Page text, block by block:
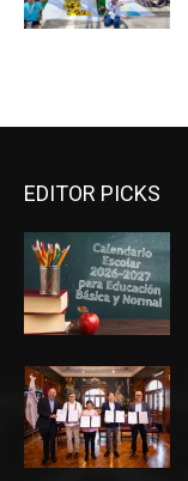
EDITOR PICKS